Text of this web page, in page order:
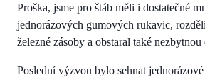
Proška, jsme pro štáb měli i dostatečné
jednorázových gumových rukavic,
železné zásoby a obstaral také
Poslední výzvou bylo sehnat